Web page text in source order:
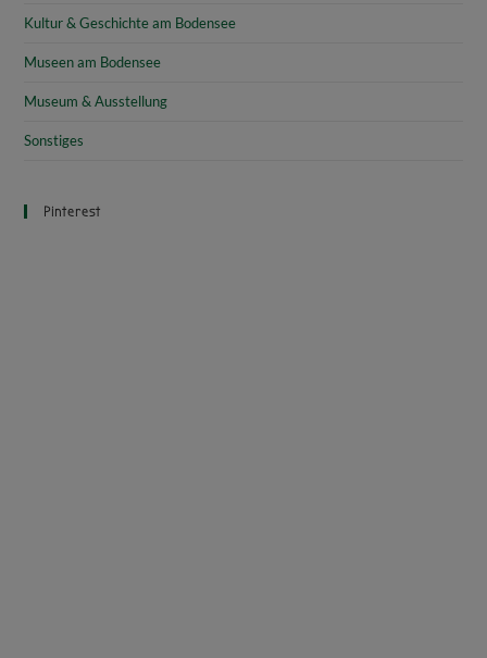
Kultur & Geschichte am Bodensee
Museen am Bodensee
Museum & Ausstellung
Sonstiges
Pinterest